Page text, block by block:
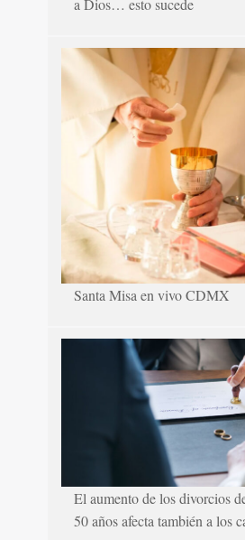
a Dios… esto sucede
Santa Misa en vivo CDMX
El aumento de los divorcios
50 años afecta también a los